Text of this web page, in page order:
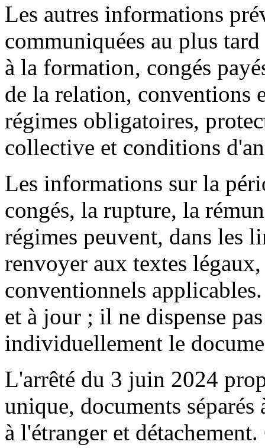
Les autres informations
communiquées au plus
à la formation, congés
de la relation, conventions
régimes obligatoires,
collective et conditions
Les informations sur la
congés, la rupture, la
régimes peuvent, dans les
renvoyer aux textes
conventionnels
et à jour ; il ne dispense
individuellement le
L'arrêté du 3 juin 2024
unique, documents
à l'étranger et